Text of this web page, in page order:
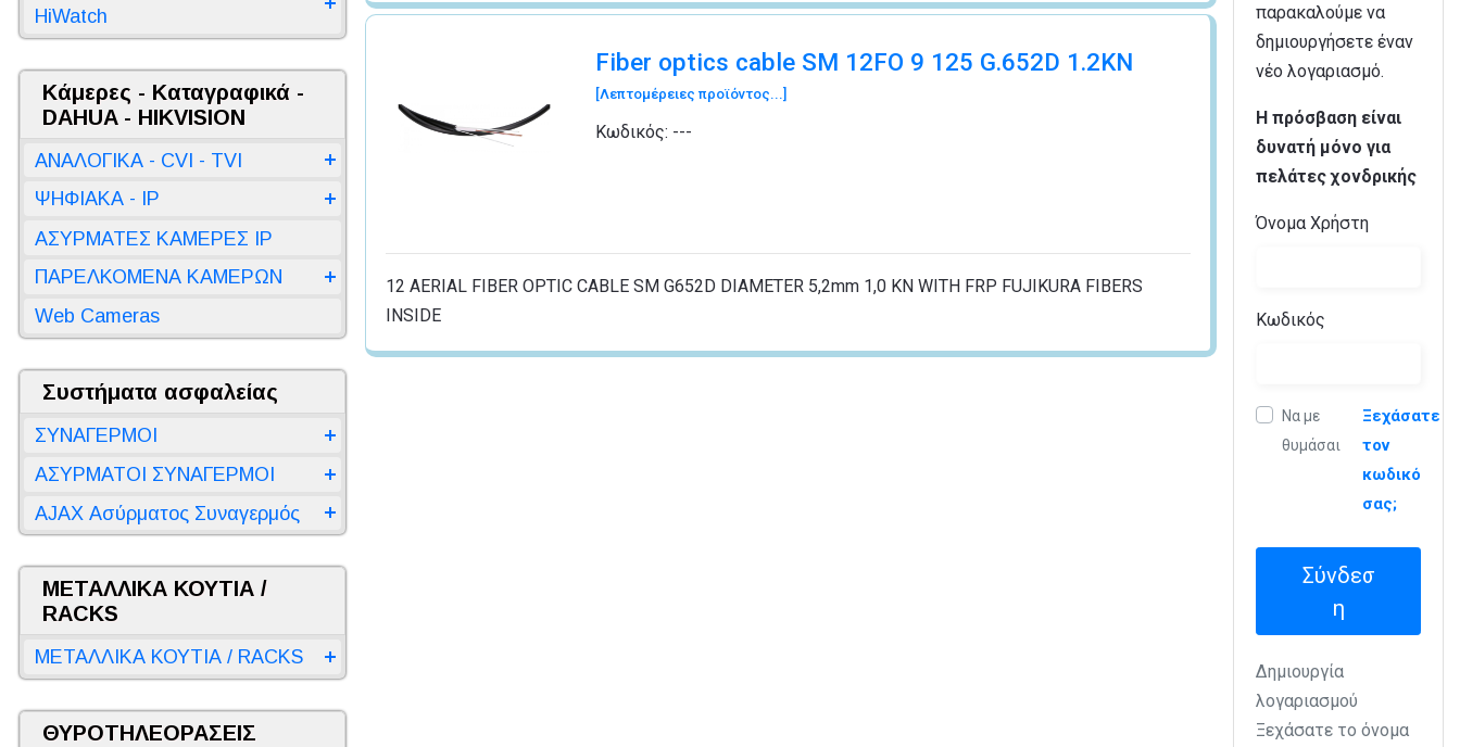
HiWatch
Κάμερες - Καταγραφικά -
DAHUA - HIKVISION
ΑΝΑΛΟΓΙΚΑ - CVI - TVI
ΨΗΦΙΑΚΑ - IP
ΑΣΥΡΜΑΤΕΣ ΚΑΜΕΡΕΣ IP
ΠΑΡΕΛΚΟΜΕΝΑ ΚΑΜΕΡΩΝ
Web Cameras
Συστήματα ασφαλείας
ΣΥΝΑΓΕΡΜΟΙ
ΑΣΥΡΜΑΤΟΙ ΣΥΝΑΓΕΡΜΟΙ
AJAX Ασύρματος Συναγερμός
ΜΕΤΑΛΛΙΚΑ ΚΟΥΤΙΑ /
RACKS
ΜΕΤΑΛΛΙΚΑ ΚΟΥΤΙΑ / RACKS
ΘΥΡΟΤΗΛΕΟΡΑΣΕΙΣ
Fiber optics cable SM 12FO 9 125 G.652D 1.2KN
[Λεπτομέρειες προϊόντος...]
Κωδικός: ---
12 AERIAL FIBER OPTIC CABLE SM G652D DIAMETER 5,2mm 1,0 KN WITH FRP FUJIKURA FIBERS
INSIDE
παρακαλούμε να
δημιουργήσετε έναν
νέο λογαριασμό.
Η πρόσβαση είναι
δυνατή μόνο για
πελάτες χονδρικής
Όνομα Χρήστη
Κωδικός
Να με
θυμάσαι
Ξεχάσατε
τον
κωδικό
σας;
Σύνδεσ
η
Δημιουργία
λογαριασμού
Ξεχάσατε το όνομα